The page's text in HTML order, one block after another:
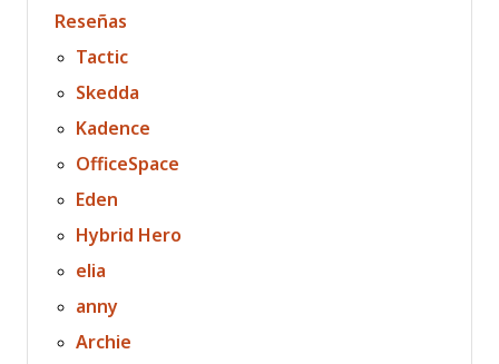
Reseñas
Tactic
Skedda
Kadence
OfficeSpace
Eden
Hybrid Hero
elia
anny
Archie